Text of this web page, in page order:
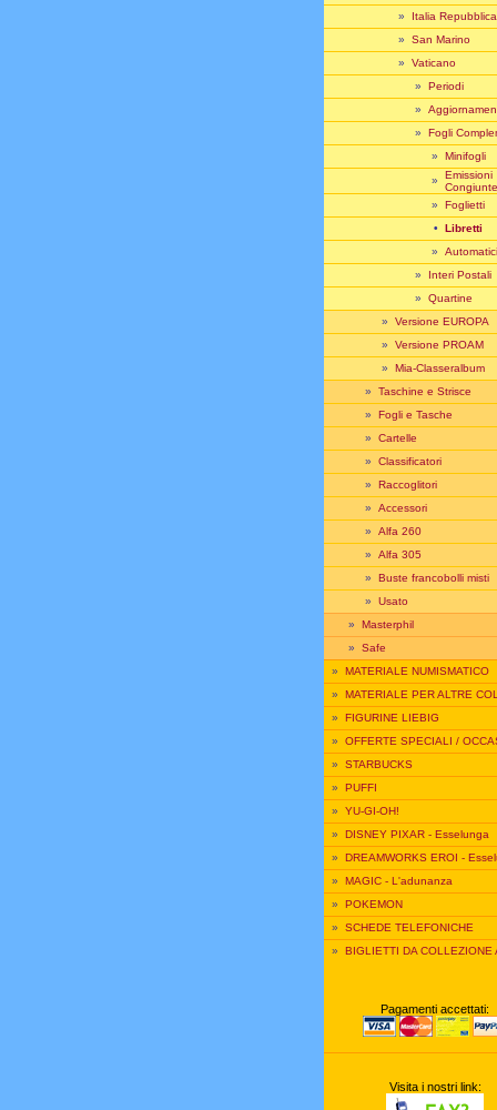
» Italia Repubblica
» San Marino
» Vaticano
» Periodi
»
» Fogli
» Minifogli
» Emissioni
Congiunte
» Foglietti
• Libretti
» Automatici
» Interi Postali
» Quartine
» Versione EUROPA
» Versione PROAM
» Mia-Classeralbum
» Taschine e Strisce
» Fogli e Tasche
» Cartelle
» Classificatori
» Raccoglitori
» Accessori
» Alfa 260
» Alfa 305
» Buste francobolli misti
» Usato
» Masterphil
» Safe
» MATERIALE NUMISMATICO
» MATERIALE PER ALTRE
» FIGURINE LIEBIG
» OFFERTE SPECIALI /
» STARBUCKS
» PUFFI
» YU-GI-OH!
» DISNEY PIXAR - Esselunga
» DREAMWORKS EROI -
» MAGIC - L'adunanza
» POKEMON
» SCHEDE TELEFONICHE
» BIGLIETTI DA COLLEZIONE
Pagamenti accettati:
Visita i nostri link: